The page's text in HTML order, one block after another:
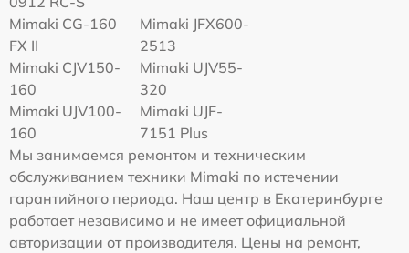
Mimaki CG-160
FX II
Mimaki JFX600-
2513
Mimaki СJV150-
160
Mimaki UJV55-
320
Mimaki UJV100-
160
Mimaki UJF-
7151 Plus
Мы занимаемся ремонтом и техническим
обслуживанием техники Mimaki по истечении
гарантийного периода. Наш центр в Екатеринбурге
работает независимо и не имеет официальной
авторизации от производителя. Цены на ремонт,